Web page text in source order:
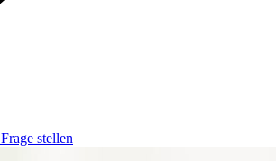
Frage stellen